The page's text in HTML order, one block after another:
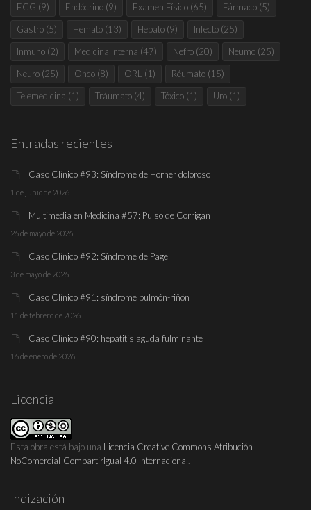
ECG (9) Endócrino (9) Examen Físico (65) Fármaco (5)
Gastro (5) Hemato (13) Hepato (9) Infecto (25)
Inmuno (2) Medicina Interna (47) Nefro (20) Neumo (25)
Neuro (25) Onco (8) ORL (1) Réumato (15)
Telemedicina (1) Tráumato (4) Tóxico (1) Uro (1)
Entradas recientes
Caso Clínico #93: Síndrome de Horner doloroso
1 de junio de 2026
Multimedia en Medicina #57: Pulso de Corrigan
26 de mayo de 2026
Caso Clínico #92: Síndrome de Page
3 de mayo de 2026
Caso Clínico #91: síndrome pulmón-riñón
11 de febrero de 2026
Caso Clínico #90: hepatitis aguda fulminante
16 de enero de 2026
Licencia
Esta obra está bajo una Licencia Creative Commons Atribución-
NoComercial-CompartirIgual 4.0 Internacional
Indización